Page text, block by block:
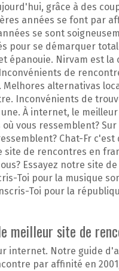
grâce à des
années se font par
se sont
pour se démarquer
épanouie. Nirvam est la
de
Melhores alternativas
Inconvénients de
À internet, le
vous ressemblent?
Chat-Fr c'est
site de rencontres en
Essayez notre site
Toi pour la musique
Toi pour la
meilleur site de
internet. Notre guide
par affinité en